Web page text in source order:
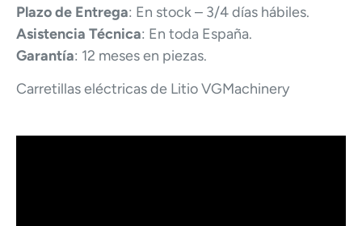
Plazo de Entrega: En stock – 3/4 días hábiles.
Asistencia Técnica: En toda España.
Garantía: 12 meses en piezas.
Carretillas eléctricas de Litio VGMachinery